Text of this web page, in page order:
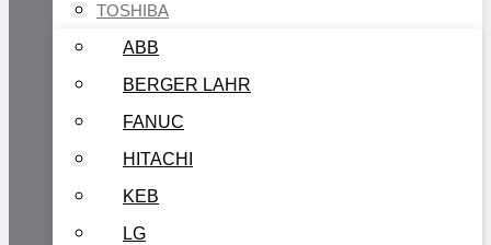
TOSHIBA
ABB
BERGER LAHR
FANUC
HITACHI
KEB
LG